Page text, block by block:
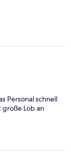
Personal schnell
Lob an